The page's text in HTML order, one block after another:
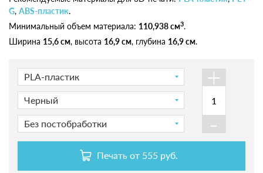
G, ABS-пластик.
Минимальный объем материала: 110,938 см3.
Ширина 15,6 см, высота 16,9 см, глубина 16,9 см.
PLA-пластик
Черный
Без постобработки
+
-
Печать от 555 руб.